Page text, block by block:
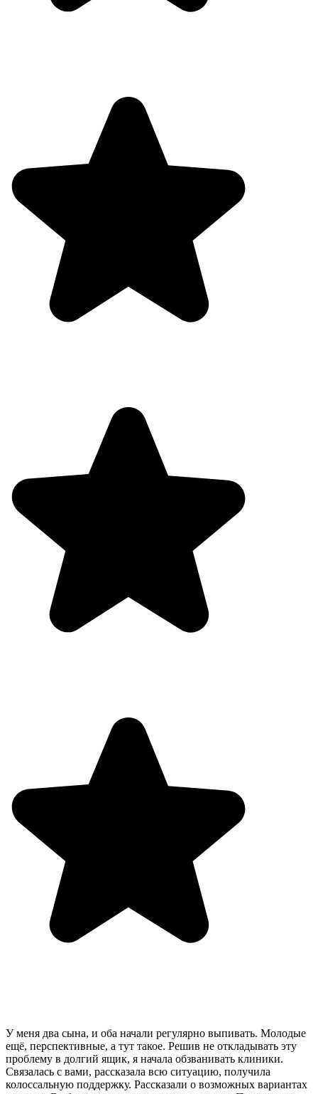
У меня два сына, и оба начали регулярно выпивать. Молодые
ещё, перспективные, а тут такое. Решив не откладывать эту
проблему в долгий ящик, я начала обзванивать клиники.
Связалась с вами, рассказала всю ситуацию, получила
колоссальную поддержку. Рассказали о возможных вариантах